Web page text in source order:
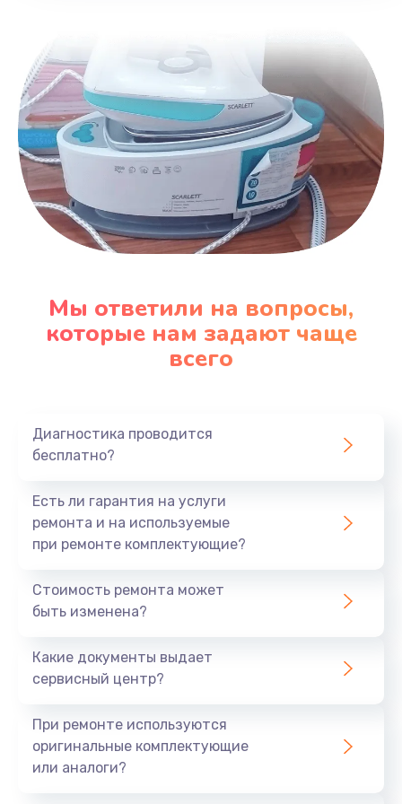
Замена вентилятора
970 руб.
Заказать
Замена таймера
1170 руб.
Заказать
1210 руб.
Заказать
Заказать
1190 руб.
Заказать
Замена термостата
Заказать
3390 руб.
Заказать
Мы ответили на вопросы,
которые нам задают чаще
всего
Диагностика проводится
бесплатно?
Есть ли гарантия на услуги
ремонта и на используемые
при ремонте комплектующие?
Стоимость ремонта может
быть изменена?
Какие документы выдает
сервисный центр?
При ремонте используются
оригинальные комплектующие
или аналоги?